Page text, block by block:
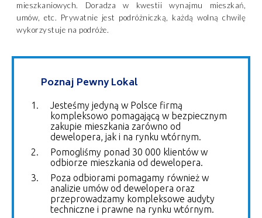
mieszkaniowych. Doradza w kwestii wynajmu mieszkań,
umów, etc. Prywatnie jest podróżniczką, każdą wolną chwilę
wykorzystuje na podróże.
Poznaj Pewny Lokal
Jesteśmy jedyną w Polsce firmą
kompleksowo pomagającą w bezpiecznym
zakupie mieszkania zarówno od
dewelopera, jak i na rynku wtórnym.
Pomogliśmy ponad 30 000 klientów w
odbiorze mieszkania od dewelopera.
Poza odbiorami pomagamy również w
analizie umów od dewelopera oraz
przeprowadzamy kompleksowe audyty
techniczne i prawne na rynku wtórnym.